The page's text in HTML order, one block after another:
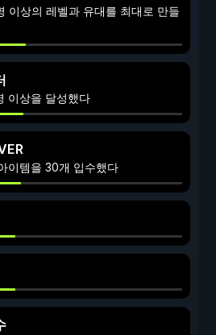
이상의 레벨과 유대를 최대로 만들
이상을 달성했다
이템을 30개 입수했다